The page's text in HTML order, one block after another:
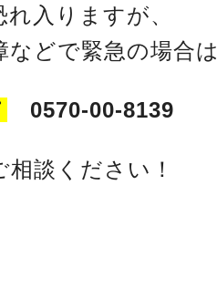
れ入りますが、
などで緊急の場合は
0570-00-8139
相談ください！